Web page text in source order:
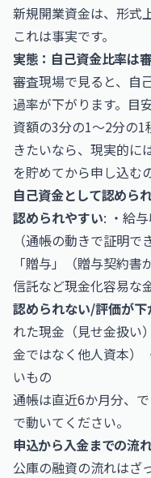
新規開業資金は、形式
これは事実です。
実態：自己資金比率は
審査現場で見ると、自
過率が下がります。目
資額の3分の1〜2分の
きたいなら、現実的に
を貯めてから申し込む
自己資金として認めら
認められやすい: ・給
（通帳の動きで証明
「贈与」（贈与契約
信託など現金化容易な
認められない/評価が下
れた現金（見せ金扱い
金ではなく他人資本）
いもの
通帳は直近6か月分、
で動いてください。
申込から入金までの流
公庫の融資の流れはざ